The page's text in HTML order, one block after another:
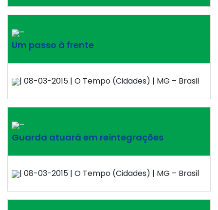
–
Um passo à frente
| 08-03-2015 | O Tempo (Cidades) | MG – Brasil
–
Guarda atuará em reintegrações
| 08-03-2015 | O Tempo (Cidades) | MG – Brasil